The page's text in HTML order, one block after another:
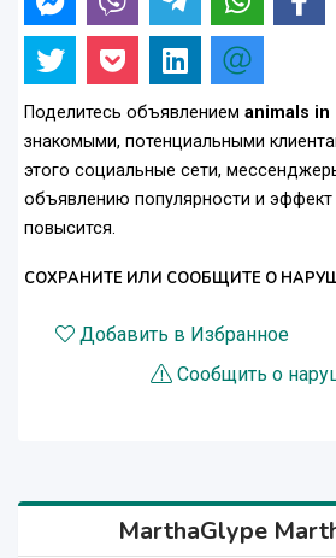
Поделитесь объявлением animals in
знакомыми, потенциальными
этого социальные сети,
объявлению популярности и эффект
повысится.
СОХРАНИТЕ ИЛИ СООБЩИТЕ О
Добавить в Избранное
Сообщить о
MarthaGlype